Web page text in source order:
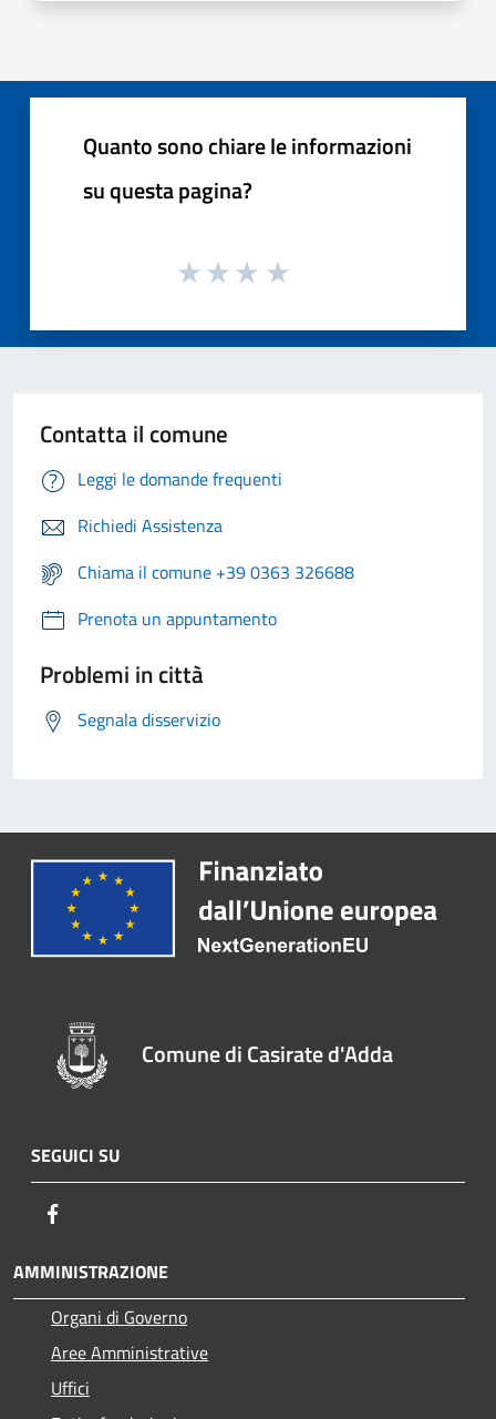
Quanto sono chiare le informazioni
su questa pagina?
Contatta il comune
Leggi le domande frequenti
Richiedi Assistenza
Chiama il comune +39 0363 326688
Prenota un appuntamento
Problemi in città
Segnala disservizio
Comune di Casirate d'Adda
SEGUICI SU
AMMINISTRAZIONE
Organi di Governo
Aree Amministrative
Uffici